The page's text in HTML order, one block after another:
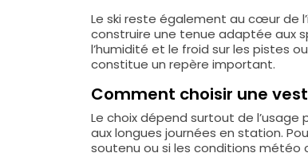
Le ski reste également au cœur de
construire une tenue adaptée aux
l’humidité et le froid sur les pistes
constitue un repère important.
Comment choisir une
Le choix dépend surtout de
aux longues journées en station.
soutenu ou si les conditions météo